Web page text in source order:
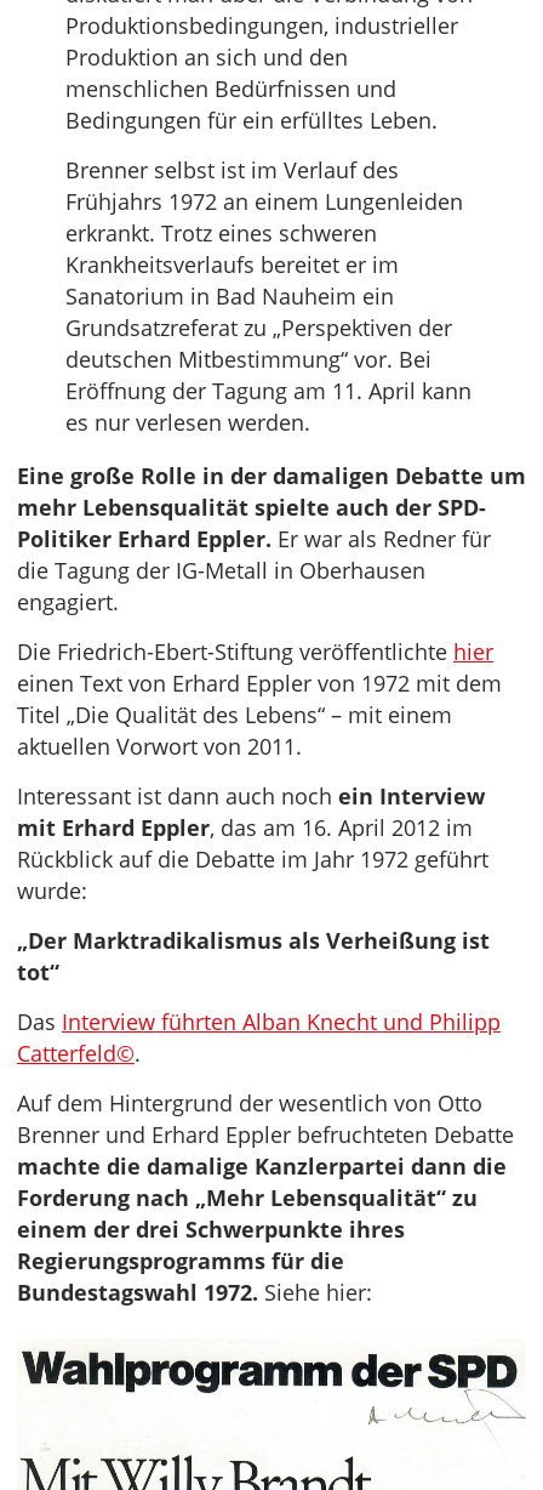
Produktionsbedingungen, industrieller
Produktion an sich und den
menschlichen Bedürfnissen und
Bedingungen für ein erfülltes Leben.
Brenner selbst ist im Verlauf des
Frühjahrs 1972 an einem Lungenleiden
erkrankt. Trotz eines schweren
Krankheitsverlaufs bereitet er im
Sanatorium in Bad Nauheim ein
Grundsatzreferat zu „Perspektiven der
deutschen Mitbestimmung“ vor. Bei
Eröffnung der Tagung am 11. April kann
es nur verlesen werden.
Eine große Rolle in der damaligen Debatte um
mehr Lebensqualität spielte auch der SPD-
Politiker Erhard Eppler. Er war als Redner für
die Tagung der IG-Metall in Oberhausen
engagiert.
Die Friedrich-Ebert-Stiftung veröffentlichte hier
einen Text von Erhard Eppler von 1972 mit dem
Titel „Die Qualität des Lebens“ – mit einem
aktuellen Vorwort von 2011.
Interessant ist dann auch noch ein Interview
mit Erhard Eppler, das am 16. April 2012 im
Rückblick auf die Debatte im Jahr 1972 geführt
wurde:
„Der Marktradikalismus als Verheißung ist
tot“
Das Interview führten Alban Knecht und Philipp
Catterfeld©.
Auf dem Hintergrund der wesentlich von Otto
Brenner und Erhard Eppler befruchteten Debatte
machte die damalige Kanzlerpartei dann die
Forderung nach „Mehr Lebensqualität“ zu
einem der drei Schwerpunkte ihres
Regierungsprogramms für die
Bundestagswahl 1972. Siehe hier: